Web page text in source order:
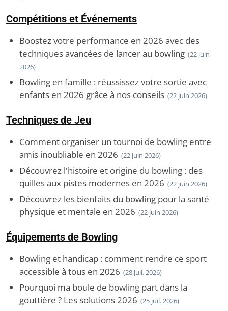
Compétitions et Événements
Boostez votre performance en 2026 avec des
techniques avancées de lancer au bowling (22 juin
2026)
Bowling en famille : réussissez votre sortie avec
enfants en 2026 grâce à nos conseils (22 juin 2026)
Techniques de Jeu
Comment organiser un tournoi de bowling entre
amis inoubliable en 2026 (22 juin 2026)
Découvrez l'histoire et origine du bowling : des
quilles aux pistes modernes en 2026 (22 juin 2026)
Découvrez les bienfaits du bowling pour la santé
physique et mentale en 2026 (22 juin 2026)
Équipements de Bowling
Bowling et handicap : comment rendre ce sport
accessible à tous en 2026 (28 juil. 2026)
Pourquoi ma boule de bowling part dans la
gouttière ? Les solutions 2026 (25 juil. 2026)